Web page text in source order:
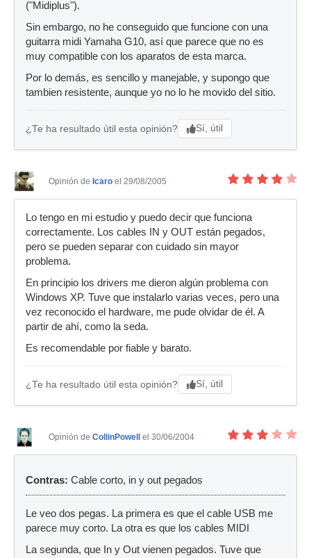
("Midiplus").
Sin embargo, no he conseguido que funcione con una
guitarra midi Yamaha G10, así que parece que no es
muy compatible con los aparatos de esta marca.
Por lo demás, es sencillo y manejable, y supongo que
tambien resistente, aunque yo no lo he movido del sitio.
¿Te ha resultado útil esta opinión? Sí, útil
Opinión de Icaro el 29/08/2005
Lo tengo en mi estudio y puedo decir que funciona
correctamente. Los cables IN y OUT están pegados,
pero se pueden separar con cuidado sin mayor
problema.
En principio los drivers me dieron algún problema con
Windows XP. Tuve que instalarlo varias veces, pero una
vez reconocido el hardware, me pude olvidar de él. A
partir de ahí, como la seda.
Es recomendable por fiable y barato.
¿Te ha resultado útil esta opinión? Sí, útil
Opinión de CollinPowell el 30/06/2004
Contras: Cable corto, in y out pegados
Le veo dos pegas. La primera es que el cable USB me
parece muy corto. La otra es que los cables MIDI
La segunda, que In y Out vienen pegados. Tuve que